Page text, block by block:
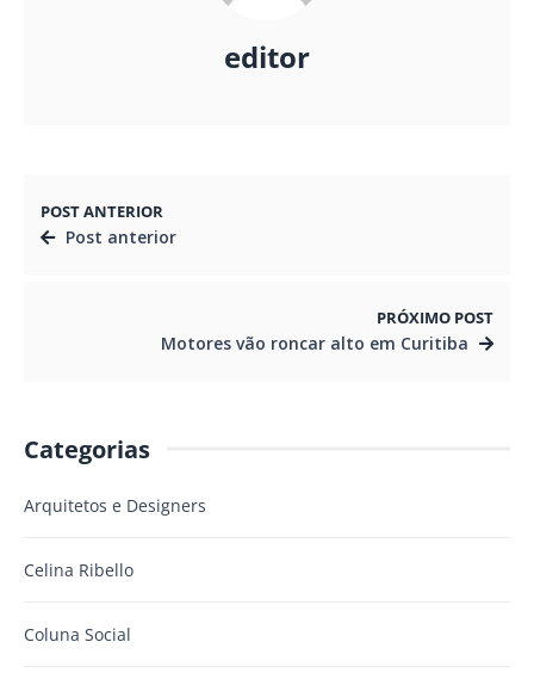
editor
POST ANTERIOR
Post anterior
PRÓXIMO POST
Motores vão roncar alto em Curitiba
Categorias
Arquitetos e Designers
Celina Ribello
Coluna Social